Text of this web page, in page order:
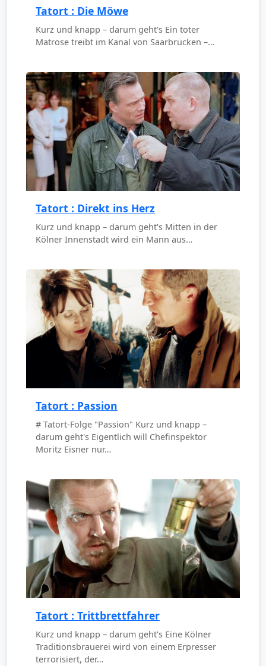
Tatort : Die Möwe
Kurz und knapp – darum geht's Ein toter
Matrose treibt im Kanal von Saarbrücken –…
Tatort : Direkt ins Herz
Kurz und knapp – darum geht's Mitten in der
Kölner Innenstadt wird ein Mann aus…
Tatort : Passion
# Tatort-Folge "Passion" Kurz und knapp –
darum geht's Eigentlich will Chefinspektor
Moritz Eisner nur…
Tatort : Trittbrettfahrer
Kurz und knapp – darum geht's Eine Kölner
Traditionsbrauerei wird von einem Erpresser
terrorisiert, der…